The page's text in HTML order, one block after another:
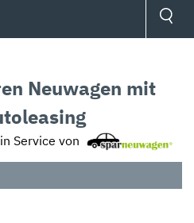
Neuwagen mit
Service von